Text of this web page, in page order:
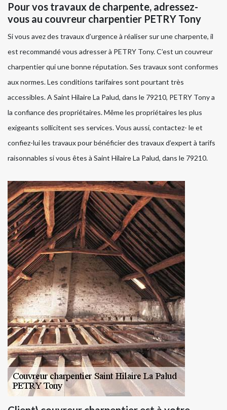
Pour vos travaux de charpente, adressez-
vous au couvreur charpentier PETRY Tony
Si vous avez des travaux d’urgence à réaliser sur une charpente, il
est recommandé vous adresser à PETRY Tony. C’est un couvreur
charpentier qui une bonne réputation. Ses travaux sont conformes
aux normes. Les conditions tarifaires sont pourtant très
accessibles. A Saint Hilaire La Palud, dans le 79210, PETRY Tony a
la confiance des propriétaires. Même les propriétaires les plus
exigeants sollicitent ses services. Vous aussi, contactez- le et
confiez-lui les travaux pour bénéficier des travaux d’expert à tarifs
raisonnables si vous êtes à Saint Hilaire La Palud, dans le 79210.